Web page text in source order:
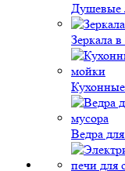
Душевые
Зеркала
Ведра